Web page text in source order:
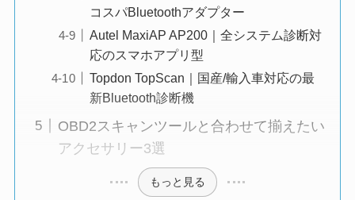
コスパBluetoothアダプター
Autel MaxiAP AP200｜全システム診断対
応のスマホアプリ型
Topdon TopScan｜国産/輸入車対応の最
新Bluetooth診断機
OBD2スキャンツールと合わせて揃えたい
アクセサリー3選
もっと見る